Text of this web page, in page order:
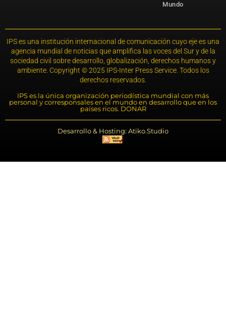
Mundo
IPS es una institución internacional de comunicación cuyo eje es una
agencia mundial de noticias que amplifica las voces del Sur y de la
sociedad civil sobre desarrollo, globalización, derechos humanos y
ambiente. Copyright © 2025 IPS-Inter Press Service. Todos los
derechos reservados.
IPS es la única organización periodística mundial con más
personal y corresponsales en el mundo en desarrollo que en los
países ricos. DONAR
Desarrollo & Hosting: Atiko.Studio